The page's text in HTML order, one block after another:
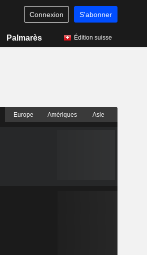
Connexion S'abonner
Palmarès Édition suisse
Europe Amériques Asie